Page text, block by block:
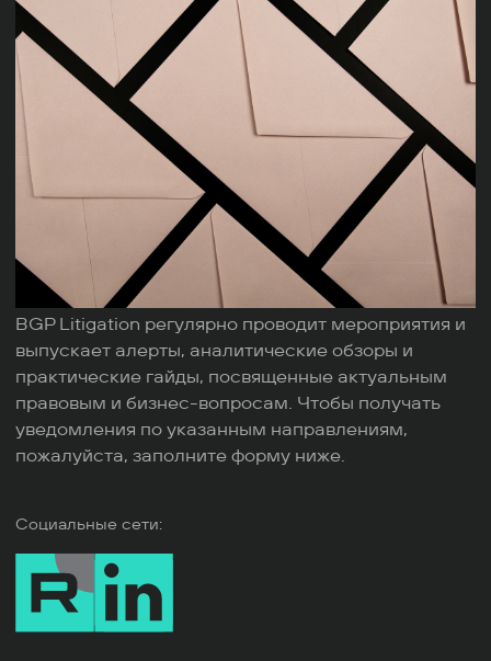
BGP Litigation регулярно проводит мероприятия и
выпускает алерты, аналитические обзоры и
практические гайды, посвященные актуальным
правовым и бизнес-вопросам. Чтобы получать
уведомления по указанным направлениям,
пожалуйста, заполните форму ниже.
Социальные сети: